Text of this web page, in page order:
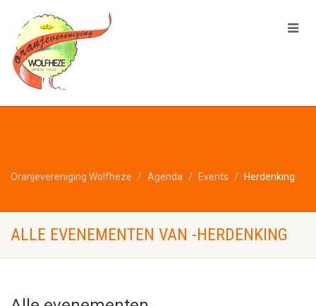
Oranjevereniging Wolfheze Agenda Events Herdenking
ALLE EVENEMENTEN VAN -HERDENKING